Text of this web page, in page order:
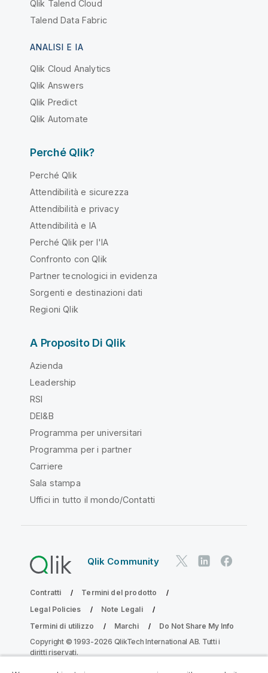
Qlik Talend Cloud
Talend Data Fabric
ANALISI E IA
Qlik Cloud Analytics
Qlik Answers
Qlik Predict
Qlik Automate
Perché Qlik?
Perché Qlik
Attendibilità e sicurezza
Attendibilità e privacy
Attendibilità e IA
Perché Qlik per l'IA
Confronto con Qlik
Partner tecnologici in evidenza
Sorgenti e destinazioni dati
Regioni Qlik
A Proposito Di Qlik
Azienda
Leadership
RSI
DEI&B
Programma per universitari
Programma per i partner
Carriere
Sala stampa
Uffici in tutto il mondo/Contatti
Qlik Community
Contratti
Termini del prodotto
Legal Policies
Note Legali
Termini di utilizzo
Marchi
Do Not Share My Info
Copyright © 1993-2026 QlikTech International AB. Tutti i
diritti riservati.